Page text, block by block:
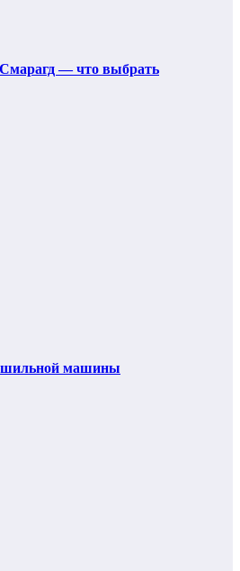
— что выбрать
машины